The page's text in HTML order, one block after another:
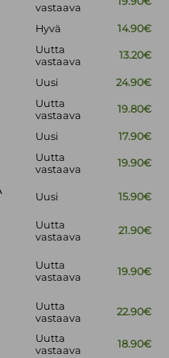
vastaava
Hyvä 14.90€
Uutta
vastaava
13.20€
Uusi 24.90€
Uutta
vastaava
19.80€
Uusi 17.90€
Uutta
vastaava
19.90€
Uusi 15.90€
Uutta
vastaava
21.90€
Uutta
vastaava
19.90€
Uutta
vastaava
22.90€
Uutta
vastaava
18.90€